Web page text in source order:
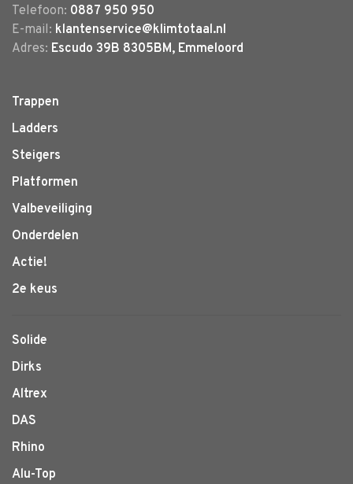
Telefoon: 0887 950 950
E-mail: klantenservice@klimtotaal.nl
Adres: Escudo 39B 8305BM, Emmeloord
Trappen
Ladders
Steigers
Platformen
Valbeveiliging
Onderdelen
Actie!
2e keus
Solide
Dirks
Altrex
DAS
Rhino
Alu-Top